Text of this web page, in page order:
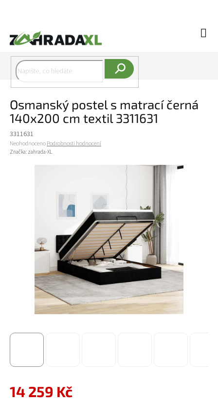
Osmanský postel s matrací černá
140x200 cm textil 3311631
3311631
Průměrné hodnocení produktu je 0,0 z 5 hvězdiček.
NeohodnocenoPodrobnosti hodnocení
Značka: zahrada-XL
14 259 Kč